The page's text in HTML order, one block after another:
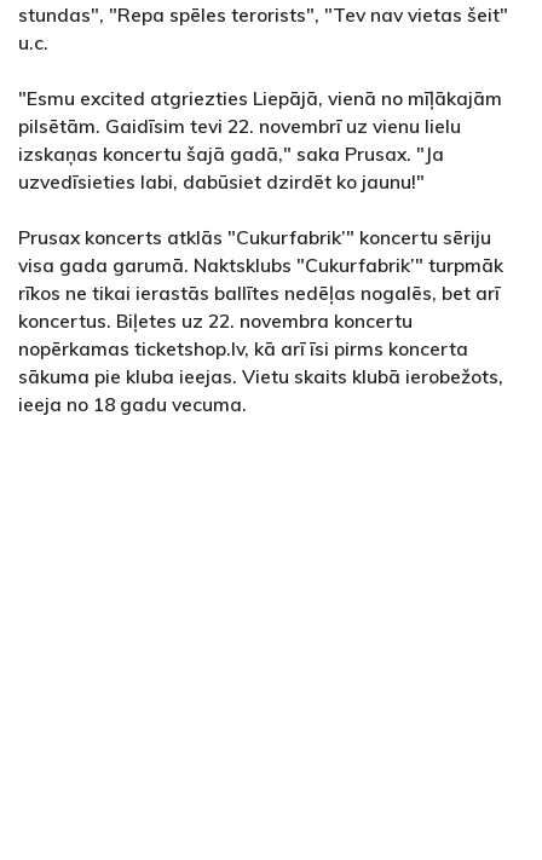
stundas", "Repa spēles terorists", "Tev nav vietas šeit"
u.c.
"Esmu excited atgriezties Liepājā, vienā no mīļākajām
pilsētām. Gaidīsim tevi 22. novembrī uz vienu lielu
izskaņas koncertu šajā gadā," saka Prusax. "Ja
uzvedīsieties labi, dabūsiet dzirdēt ko jaunu!"
Prusax koncerts atklās "Cukurfabrik’" koncertu sēriju
visa gada garumā. Naktsklubs "Cukurfabrik’" turpmāk
rīkos ne tikai ierastās ballītes nedēļas nogalēs, bet arī
koncertus. Biļetes uz 22. novembra koncertu
nopērkamas ticketshop.lv, kā arī īsi pirms koncerta
sākuma pie kluba ieejas. Vietu skaits klubā ierobežots,
ieeja no 18 gadu vecuma.